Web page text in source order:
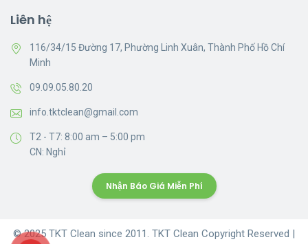
Liên hệ
116/34/15 Đường 17, Phường Linh Xuân, Thành Phố Hồ Chí
Minh
09.09.05.80.20
info.tktclean@gmail.com
T2 - T7: 8:00 am – 5:00 pm
CN: Nghỉ
Nhận Báo Giá Miễn Phí
© 2025 TKT Clean since 2011. TKT Clean Copyright Reserved |